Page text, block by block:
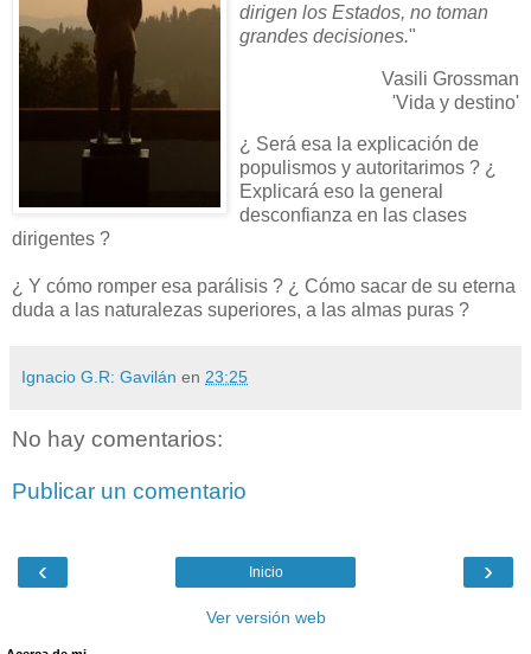
dirigen los Estados, no toman
grandes decisiones."
Vasili Grossman
'Vida y destino'
¿ Será esa la explicación de
populismos y autoritarimos ? ¿
Explicará eso la general
desconfianza en las clases
dirigentes ?
¿ Y cómo romper esa parálisis ? ¿ Cómo sacar de su eterna
duda a las naturalezas superiores, a las almas puras ?
Ignacio G.R: Gavilán en 23:25
No hay comentarios:
Publicar un comentario
‹ ›
Inicio
Ver versión web